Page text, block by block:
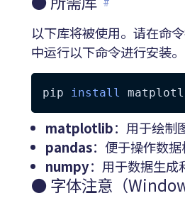
以下库将被使用。请在命
中运行以下命令进行安装。
pip install
matplotlib：用于绘制
pandas：便于操作数
numpy：用于数据生成
● 字体注意（